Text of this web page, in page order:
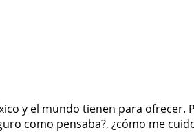
y el mundo tienen para
como pensaba?, ¿cómo me